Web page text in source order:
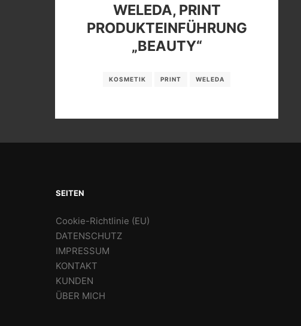
WELEDA, PRINT
PRODUKTEINFÜHRUNG
„BEAUTY“
KOSMETIK PRINT WELEDA
SEITEN
Cookie-Richtlinie (EU)
DATENSCHUTZ
IMPRESSUM
KONTAKT
KUNDEN
ÜBER MICH